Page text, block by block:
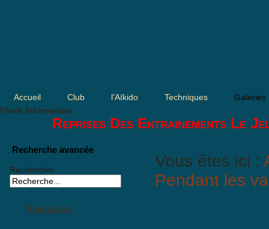
Accueil Club l'Aïkido Techniques
Galeries
Flash Information
Reprises Des Entrainements Le
Recherche avancée
Rechercher
Plan du site
Vous êtes ici :
Pendant les